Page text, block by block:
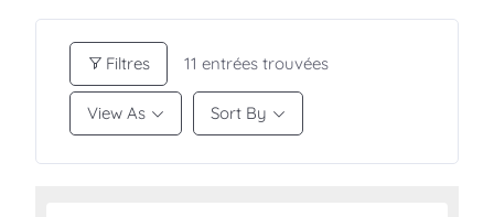
Filtres 11 entrées trouvées
View As Sort By